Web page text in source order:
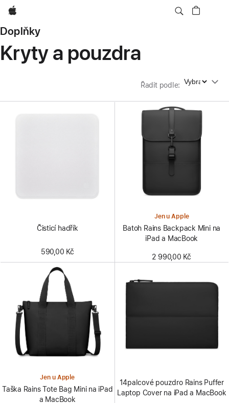
Apple
Doplňky
Kryty a pouzdra
Řadit podle: Řadit podle
Čisticí hadřík
590,00 Kč
Jen u Apple
Batoh Rains Backpack Mini na
iPad a MacBook
2 990,00 Kč
Jen u Apple
Taška Rains Tote Bag Mini na iPad
a MacBook
14palcové pouzdro Rains Puffer
Laptop Cover na iPad a MacBook